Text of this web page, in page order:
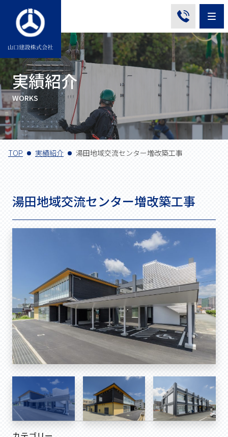
実績紹介
WORKS
TOP 実績紹介 湯田地域交流センター増改築工事
湯田地域交流センター増改築工事